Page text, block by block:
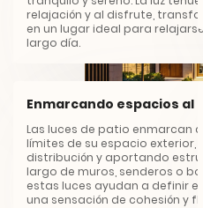
relajación y al disfrute,
en un lugar ideal para
largo día.
Enmarcando espacios al
Las luces de patio enmarcan
límites de su espacio exterior,
distribución y aportando
largo de muros, senderos o
estas luces ayudan a definir
una sensación de cohesión y
Ampliando los